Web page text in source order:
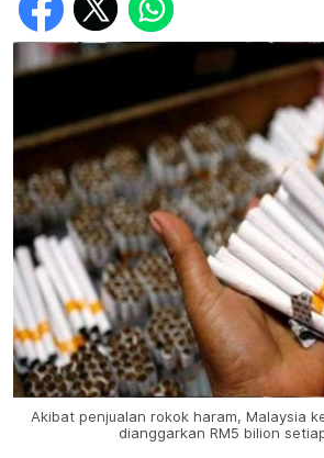
Akibat penjualan rokok haram, Malaysia
dianggarkan RM5 bilion